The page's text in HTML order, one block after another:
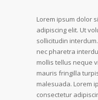
Lorem ipsum dolor
adipiscing elit. Ut
sollicitudin
nec pharetra
mollis tellus neque
mauris fringilla
malesuada. Lorem
consectetur